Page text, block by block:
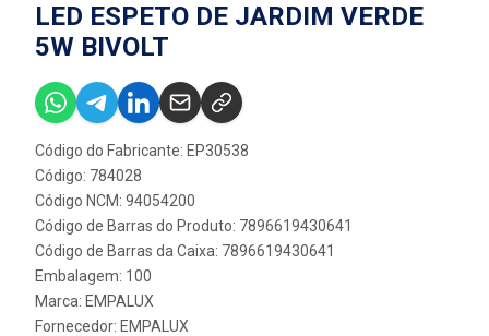
LED ESPETO DE JARDIM VERDE
5W BIVOLT
Código do Fabricante: EP30538
Código: 784028
Código NCM: 94054200
Código de Barras do Produto: 7896619430641
Código de Barras da Caixa: 7896619430641
Embalagem: 100
Marca: EMPALUX
Fornecedor: EMPALUX